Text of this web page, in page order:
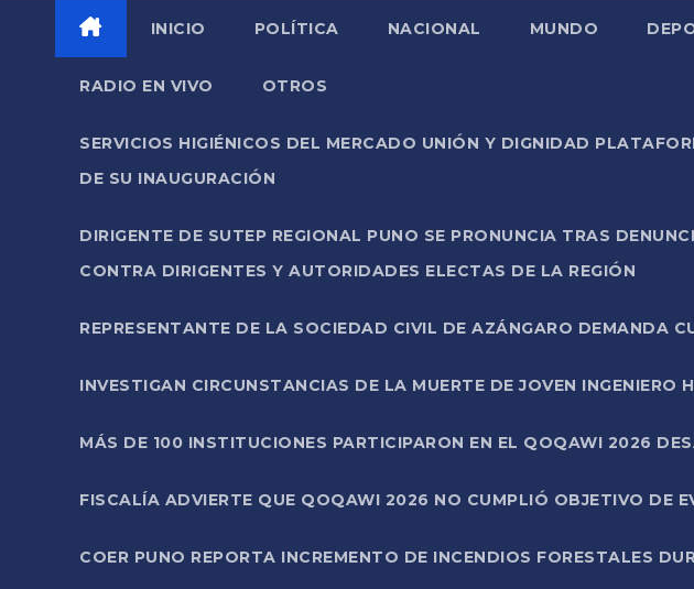
INICIO POLÍTICA NACIONAL MUNDO
RADIO EN VIVO OTROS
SERVICIOS HIGIÉNICOS DEL MERCADO UNIÓN Y DIGNIDAD
DE SU INAUGURACIÓN
DIRIGENTE DE SUTEP REGIONAL PUNO SE PRONUNCIA TRAS
CONTRA DIRIGENTES Y AUTORIDADES ELECTAS DE LA REGIÓN
REPRESENTANTE DE LA SOCIEDAD CIVIL DE AZÁNGARO DEMANDA
INVESTIGAN CIRCUNSTANCIAS DE LA MUERTE DE JOVEN
MÁS DE 100 INSTITUCIONES PARTICIPARON EN EL QOQAWI 2026
FISCALÍA ADVIERTE QUE QOQAWI 2026 NO CUMPLIÓ OBJETIVO DE
COER PUNO REPORTA INCREMENTO DE INCENDIOS FORESTALES